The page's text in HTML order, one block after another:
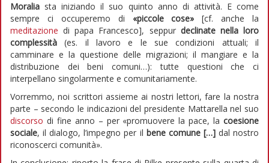
Moralia sta iniziando il suo quinto anno di attività. E come
sempre ci occuperemo di «piccole cose» [cf. anche la
meditazione di papa Francesco], seppur declinate nella loro
complessità (es. il lavoro e le sue condizioni attuali; il
camminare e la questione delle migrazioni; il mangiare e la
distribuzione dei beni comuni…): tutte questioni che ci
interpellano singolarmente e comunitariamente.
Vorremmo, noi scrittori assieme ai nostri lettori, fare la nostra
parte – secondo le indicazioni del presidente Mattarella nel suo
discorso di fine anno – per «promuovere la pace, la coesione
sociale, il dialogo, l’impegno per il bene comune […] dal nostro
riconoscerci comunità».